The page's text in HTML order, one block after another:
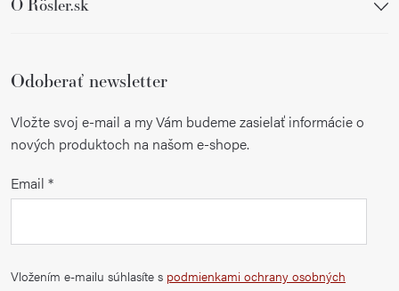
O Rösler.sk
Odoberať newsletter
Vložte svoj e-mail a my Vám budeme zasielať informácie o
nových produktoch na našom e-shope.
Email
Vložením e-mailu súhlasíte s podmienkami ochrany osobných